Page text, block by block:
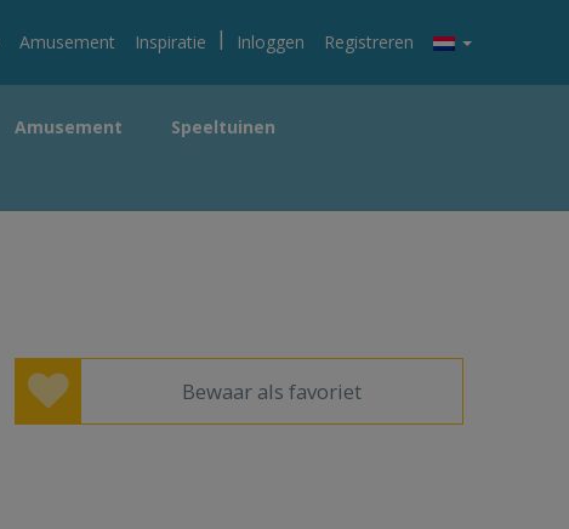
Amusement Inspiratie | Inloggen Registreren
Amusement
Speeltuinen
Bewaar als favoriet